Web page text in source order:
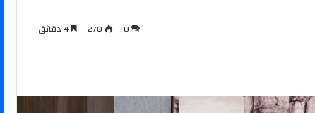
0
270 4 دقائق